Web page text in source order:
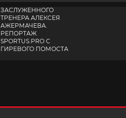
ЗАСЛУЖЕННОГО
ТРЕНЕРА АЛЕКСЕЯ
АЖЕРМАЧЕВА.
РЕПОРТАЖ
SPORTUS.PRO С
ГИРЕВОГО ПОМОСТА